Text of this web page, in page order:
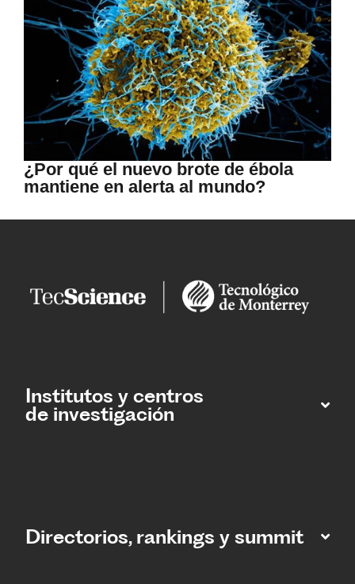
¿Por qué el nuevo brote de ébola
mantiene en alerta al mundo?
Institutos y centros
de investigación
Directorios, rankings y summit